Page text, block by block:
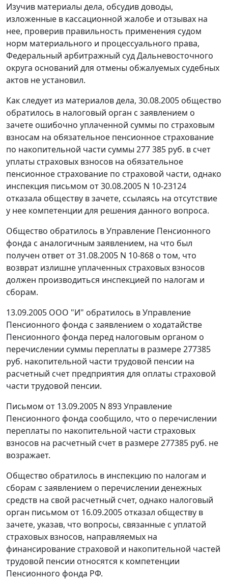
Изучив материалы дела, обсудив доводы,
изложенные в кассационной жалобе и отзывах на
нее, проверив правильность применения судом
норм материального и процессуального права,
Федеральный арбитражный суд Дальневосточного
округа оснований для отмены обжалуемых судебных
актов не установил.
Как следует из материалов дела, 30.08.2005 общество
обратилось в налоговый орган с заявлением о
зачете ошибочно уплаченной суммы по страховым
взносам на обязательное пенсионное страхование
по накопительной части суммы 277 385 руб. в счет
уплаты страховых взносов на обязательное
пенсионное страхование по страховой части, однако
инспекция письмом от 30.08.2005 N 10-23124
отказала обществу в зачете, ссылаясь на отсутствие
у нее компетенции для решения данного вопроса.
Общество обратилось в Управление Пенсионного
фонда с аналогичным заявлением, на что был
получен ответ от 31.08.2005 N 10-868 о том, что
возврат излишне уплаченных страховых взносов
должен производиться инспекцией по налогам и
сборам.
13.09.2005 ООО "И" обратилось в Управление
Пенсионного фонда с заявлением о ходатайстве
Пенсионного фонда перед налоговым органом о
перечислении суммы переплаты в размере 277385
руб. накопительной части трудовой пенсии на
расчетный счет предприятия для оплаты страховой
части трудовой пенсии.
Письмом от 13.09.2005 N 893 Управление
Пенсионного фонда сообщило, что о перечислении
переплаты по накопительной части страховых
взносов на расчетный счет в размере 277385 руб. не
возражает.
Общество обратилось в инспекцию по налогам и
сборам с заявлением о перечислении денежных
средств на свой расчетный счет, однако налоговый
орган письмом от 16.09.2005 отказал обществу в
зачете, указав, что вопросы, связанные с уплатой
страховых взносов, направляемых на
финансирование страховой и накопительной частей
трудовой пенсии относятся к компетенции
Пенсионного фонда РФ.